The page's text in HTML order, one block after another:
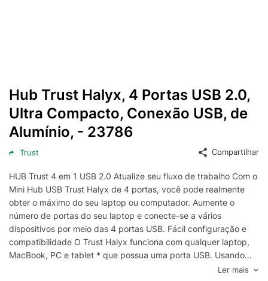
Hub Trust Halyx, 4 Portas USB 2.0,
Ultra Compacto, Conexão USB, de
Alumínio, - 23786
Trust Compartilhar
HUB Trust 4 em 1 USB 2.0 Atualize seu fluxo de trabalho Com o
Mini Hub USB Trust Halyx de 4 portas, você pode realmente
obter o máximo do seu laptop ou computador. Aumente o
número de portas do seu laptop e conecte-se a vários
dispositivos por meio das 4 portas USB. Fácil configuração e
compatibilidade O Trust Halyx funciona com qualquer laptop,
MacBook, PC e tablet * que possua uma porta USB. Usando
uma única porta USB-A no seu dispositivo, você pode adicionar
Ler mais